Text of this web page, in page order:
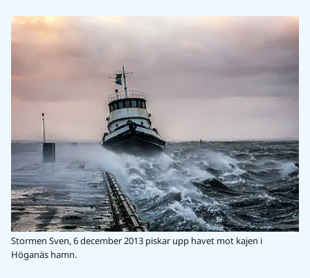
Stormen Sven, 6 december 2013 piskar upp havet mot kajen i
Höganäs hamn.